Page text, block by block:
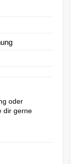
oder
dir gerne